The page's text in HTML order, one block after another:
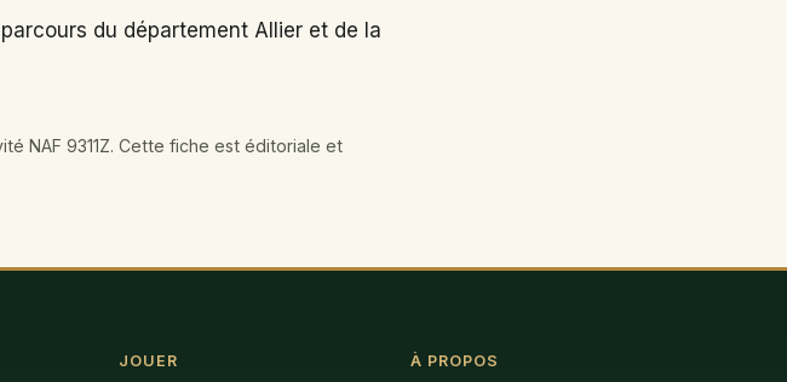
du département Allier et de la
NAF 9311Z. Cette fiche est éditoriale et
JOUER À PROPOS